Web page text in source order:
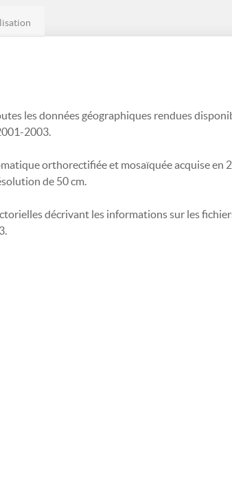
les données géographiques rendues
2003.
orthorectifiée et mosaïquée acquise en
de 50 cm.
décrivant les informations sur les